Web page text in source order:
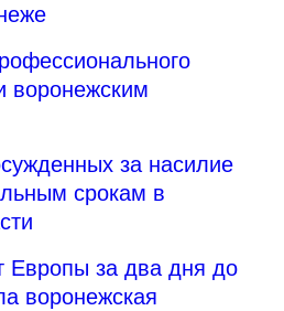
воронежским
за насилие
срокам в
Европы за два дня до
воронежская